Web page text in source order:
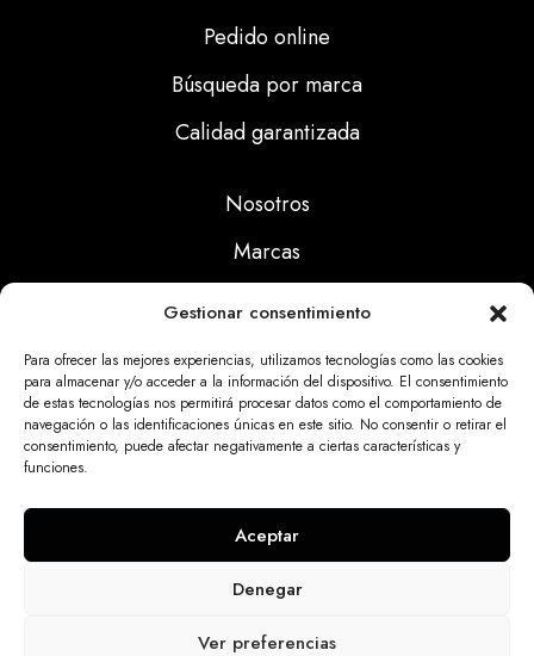
Gestionar consentimiento
Para ofrecer las mejores experiencias, utilizamos tecnologías como las cookies
para almacenar y/o acceder a la información del dispositivo. El consentimiento
de estas tecnologías nos permitirá procesar datos como el comportamiento de
navegación o las identificaciones únicas en este sitio. No consentir o retirar el
consentimiento, puede afectar negativamente a ciertas características y
funciones.
Aceptar
Denegar
Ver preferencias
Pedido online
Búsqueda por marca
Calidad garantizada
Nosotros
Marcas
Noticias
Aviso Legal
Politicas Cookies